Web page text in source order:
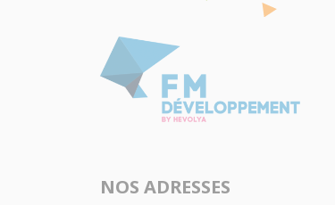
NOS ADRESSES